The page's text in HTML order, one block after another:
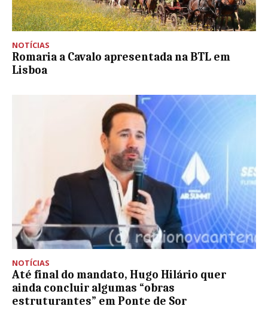
NOTÍCIAS
Romaria a Cavalo apresentada na BTL em
Lisboa
NOTÍCIAS
Até final do mandato, Hugo Hilário quer
ainda concluir algumas “obras
estruturantes” em Ponte de Sor